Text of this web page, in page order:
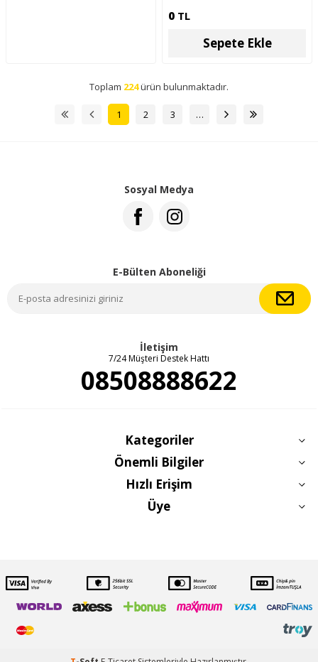
0 TL
Sepete Ekle
Toplam 224ürün bulunmaktadır.
1 2 3 …
Sosyal Medya
E-Bülten Aboneliği
İletişim
7/24 Müşteri Destek Hattı
08508888622
Kategoriler
Önemli Bilgiler
Hızlı Erişim
Üye